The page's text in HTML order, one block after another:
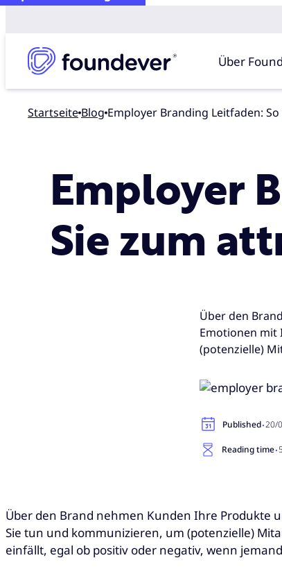
Über
Startseite blog Employer Branding Leitfaden:
Employer
Sie zum
Über den
Emotionen mit
(potenzielle)
Published·20/
Reading time·
Über den Brand nehmen Kunden Ihre Produkte
Sie tun und kommunizieren, um (potenzielle)
einfällt, egal ob positiv oder negativ, wenn